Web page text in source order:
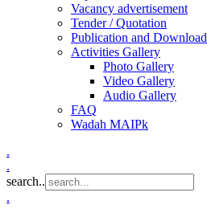
Vacancy advertisement
Tender / Quotation
Publication and Download
Activities Gallery
Photo Gallery
Video Gallery
Audio Gallery
FAQ
Wadah MAIPk
.
.
search..
.